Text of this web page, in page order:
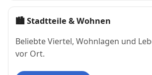
🏙Stadtteile & Wohnen
Beliebte Viertel, Wohnlagen und
vor Ort.